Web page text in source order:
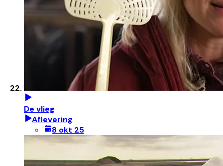
De vlieg
Aflevering
8 okt 25